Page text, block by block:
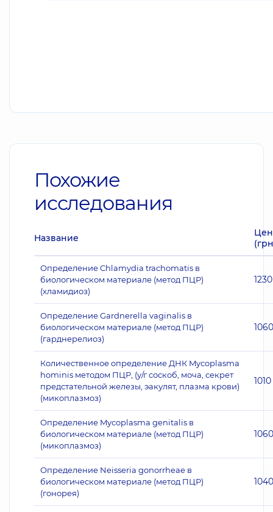
Похожие
исследования
Название
Определение Chlamydia trachomatis в
биологическом материале (метод ПЦР)
(хламидиоз)
1230
Определение Gardnerella vaginalis в
биологическом материале (метод ПЦР)
(гарднерелиоз)
1060
Количественное определение ДНК Mycoplasma
hominis методом ПЦР, (у/г соскоб, моча, секрет
предстательной железы, эакулят, плазма крови)
(микоплазмоз)
1010
Определение Mycoplasma genitalis в
биологическом материале (метод ПЦР)
(микоплазмоз)
1060
Определение Neisseria gonorrheae в
биологическом материале (метод ПЦР)
(гонорея)
1040